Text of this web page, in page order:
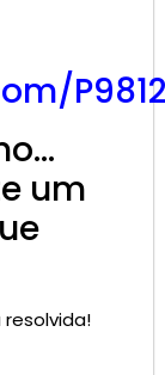
um
resolvida!